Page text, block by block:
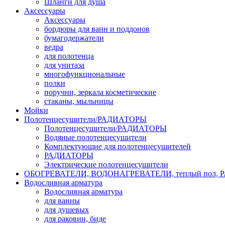
Шланги для душа
Аксессуары
Аксессуары
бордюры для ванн и поддонов
бумагодержатели
ведра
для полотенца
для унитаза
многофункциональные
полки
поручни, зеркала косметические
стаканы, мыльницы
Мойки
Полотенцесушители/РАДИАТОРЫ
Полотенцесушители/РАДИАТОРЫ
Водяные полотенцесушители
Комплектующие для полотенцесушителей
РАДИАТОРЫ
Электрические полотенцесушители
ОБОГРЕВАТЕЛИ, ВОДОНАГРЕВАТЕЛИ, теплый пол,
Водосливная арматура
Водосливная арматура
для ванны
для душевых
для раковин, биде